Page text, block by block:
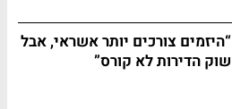
“היזמים צורכים יותר אשראי, אבל
שוק הדירות לא קורס”